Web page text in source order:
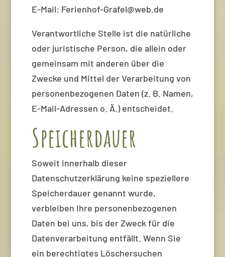
E-Mail: Ferienhof-Grafel@web.de
Verantwortliche Stelle ist die natürliche
oder juristische Person, die allein oder
gemeinsam mit anderen über die
Zwecke und Mittel der Verarbeitung von
personenbezogenen Daten (z. B. Namen,
E-Mail-Adressen o. Ä.) entscheidet.
Speicherdauer
Soweit innerhalb dieser
Datenschutzerklärung keine speziellere
Speicherdauer genannt wurde,
verbleiben Ihre personenbezogenen
Daten bei uns, bis der Zweck für die
Datenverarbeitung entfällt. Wenn Sie
ein berechtigtes Löschersuchen